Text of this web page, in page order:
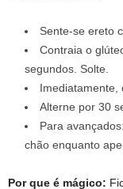
Sente-se ereto
Contraia o
segundos. Solte.
Imediatamente,
Alterne por 30
Para
chão enquanto
Por que é mágico: